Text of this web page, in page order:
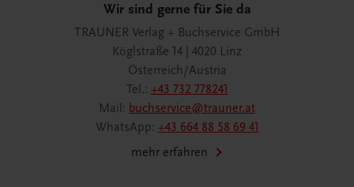
Wir sind gerne für Sie da
TRAUNER Verlag + Buchservice GmbH
Köglstraße 14 | 4020 Linz
Österreich/Austria
Tel.: +43 732 778241
Mail: buchservice@trauner.at
WhatsApp: +43 664 88 58 69 41
mehr erfahren